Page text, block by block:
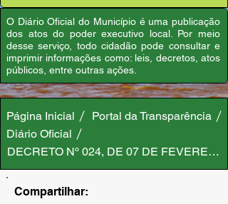
O Diário Oficial do Município é uma publicação
dos atos do poder executivo local. Por meio
desse serviço, todo cidadão pode consultar e
imprimir informações como: leis, decretos, atos
públicos, entre outras ações.
Página Inicial
Portal da Transparência
Diário Oficial
DECRETO Nº 024, DE 07 DE FEVEREIRO
Compartilhar: